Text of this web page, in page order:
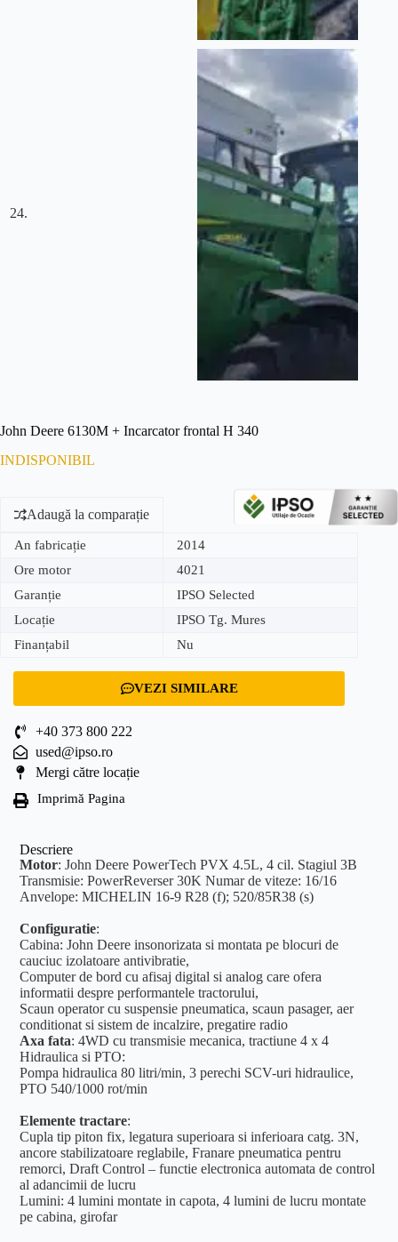
John Deere 6130M + Incarcator frontal H 340
INDISPONIBIL
Adaugă la comparație
An fabricație
2014
Ore motor
4021
Garanție
IPSO Selected
Locație
IPSO Tg. Mures
Finanțabil
Nu
VEZI SIMILARE
+40 373 800 222
used@ipso.ro
Mergi către locație
Imprimă Pagina
Descriere
Motor: John Deere PowerTech PVX 4.5L, 4 cil. Stagiul 3B
Transmisie: PowerReverser 30K Numar de viteze: 16/16
Anvelope: MICHELIN 16-9 R28 (f); 520/85R38 (s)
Configuratie:
Cabina: John Deere insonorizata si montata pe blocuri de
cauciuc izolatoare antivibratie,
Computer de bord cu afisaj digital si analog care ofera
informatii despre performantele tractorului,
Scaun operator cu suspensie pneumatica, scaun pasager, aer
conditionat si sistem de incalzire, pregatire radio
Axa fata: 4WD cu transmisie mecanica, tractiune 4 x 4
Hidraulica si PTO:
Pompa hidraulica 80 litri/min, 3 perechi SCV-uri hidraulice,
PTO 540/1000 rot/min
Elemente tractare:
Cupla tip piton fix, legatura superioara si inferioara catg. 3N,
ancore stabilizatoare reglabile, Franare pneumatica pentru
remorci, Draft Control – functie electronica automata de control
al adancimii de lucru
Lumini: 4 lumini montate in capota, 4 lumini de lucru montate
pe cabina, girofar